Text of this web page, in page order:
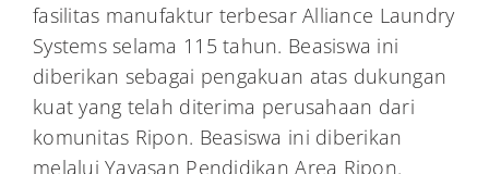
fasilitas manufaktur terbesar Alliance Laundry
Systems selama 115 tahun. Beasiswa ini
diberikan sebagai pengakuan atas dukungan
kuat yang telah diterima perusahaan dari
komunitas Ripon. Beasiswa ini diberikan
melalui Yayasan Pendidikan Area Ripon.